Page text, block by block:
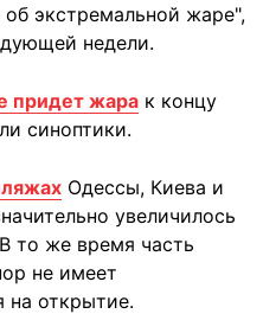
экстремальной жаре",
недели.
придет жара к концу
синоптики.
Одессы, Киева и
увеличилось
то же время часть
не имеет
на открытие.